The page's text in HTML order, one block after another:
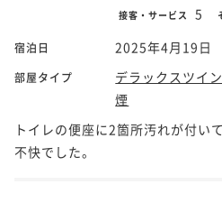
接客・サービス 5
宿泊日 2025年4月19日
部屋タイプ
デラックスツイ
煙
トイレの便座に2箇所汚れが付い
不快でした。